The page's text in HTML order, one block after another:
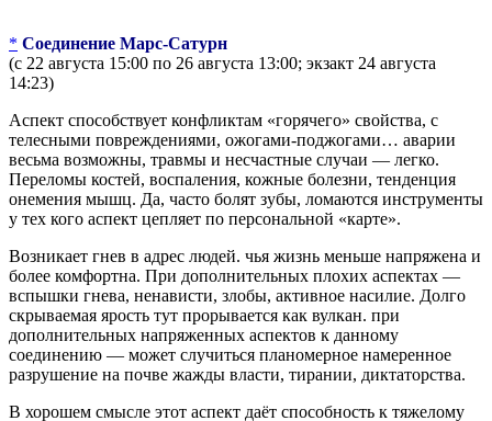
* Соединение Марс-Сатурн
(с 22 августа 15:00 по 26 августа 13:00; экзакт 24 августа
14:23)
Аспект способствует конфликтам «горячего» свойства, с
телесными повреждениями, ожогами-поджогами… аварии
весьма возможны, травмы и несчастные случаи — легко.
Переломы костей, воспаления, кожные болезни, тенденция
онемения мышц. Да, часто болят зубы, ломаются инструменты
у тех кого аспект цепляет по персональной «карте».
Возникает гнев в адрес людей. чья жизнь меньше напряжена и
более комфортна. При дополнительных плохих аспектах —
вспышки гнева, ненависти, злобы, активное насилие. Долго
скрываемая ярость тут прорывается как вулкан. при
дополнительных напряженных аспектов к данному
соединению — может случиться планомерное намеренное
разрушение на почве жажды власти, тирании, диктаторства.
В хорошем смысле этот аспект даёт способность к тяжелому